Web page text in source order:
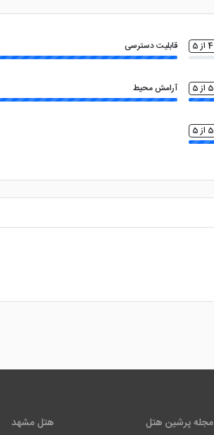
4 از 5 قابلیت دسترسی
5 از 5 آرامش محیط
5 از 5
مجله پرشین هتل هتل مشهد